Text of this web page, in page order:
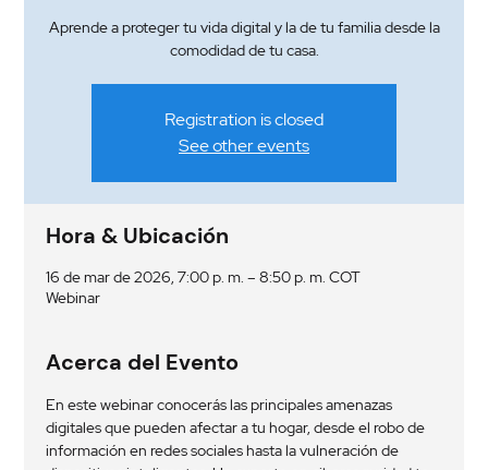
Aprende a proteger tu vida digital y la de tu familia desde la
comodidad de tu casa.
Registration is closed
See other events
Hora & Ubicación
16 de mar de 2026, 7:00 p. m. – 8:50 p. m. COT
Webinar
Acerca del Evento
En este webinar conocerás las principales amenazas
digitales que pueden afectar a tu hogar, desde el robo de
información en redes sociales hasta la vulneración de